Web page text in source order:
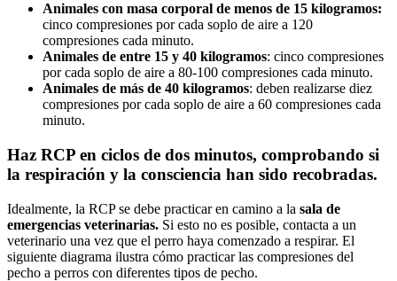
Animales con masa corporal de menos de 15 kilogramos:
cinco compresiones por cada soplo de aire a 120
compresiones cada minuto.
Animales de entre 15 y 40 kilogramos: cinco compresiones
por cada soplo de aire a 80-100 compresiones cada minuto.
Animales de más de 40 kilogramos: deben realizarse diez
compresiones por cada soplo de aire a 60 compresiones cada
minuto.
Haz RCP en ciclos de dos minutos, comprobando si
la respiración y la consciencia han sido recobradas.
Idealmente, la RCP se debe practicar en camino a la sala de
emergencias veterinarias. Si esto no es posible, contacta a un
veterinario una vez que el perro haya comenzado a respirar. El
siguiente diagrama ilustra cómo practicar las compresiones del
pecho a perros con diferentes tipos de pecho.